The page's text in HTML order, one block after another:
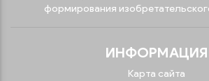
формирования
ИНФОРМАЦИЯ
Карта сайта